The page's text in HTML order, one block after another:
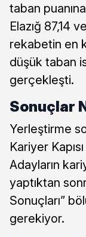
taban
Elazığ 87,14
rekabetin en
düşük taban
gerçekleşti.
Sonuçlar
Yerleştirme
Kariyer
Adayların
yaptıktan
Sonuçları”
gerekiyor.